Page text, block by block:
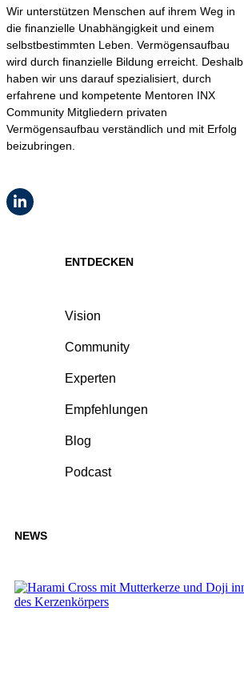
Wir unterstützen Menschen auf ihrem Weg in
die finanzielle Unabhängigkeit und einem
selbstbestimmten Leben. Vermögensaufbau
wird durch finanzielle Bildung erreicht. Deshalb
haben wir uns darauf spezialisiert, durch
erfahrene und kompetente Mentoren INX
Community Mitgliedern privaten
Vermögensaufbau verständlich und mit Erfolg
beizubringen.
ENTDECKEN
Vision
Community
Experten
Empfehlungen
Blog
Podcast
NEWS